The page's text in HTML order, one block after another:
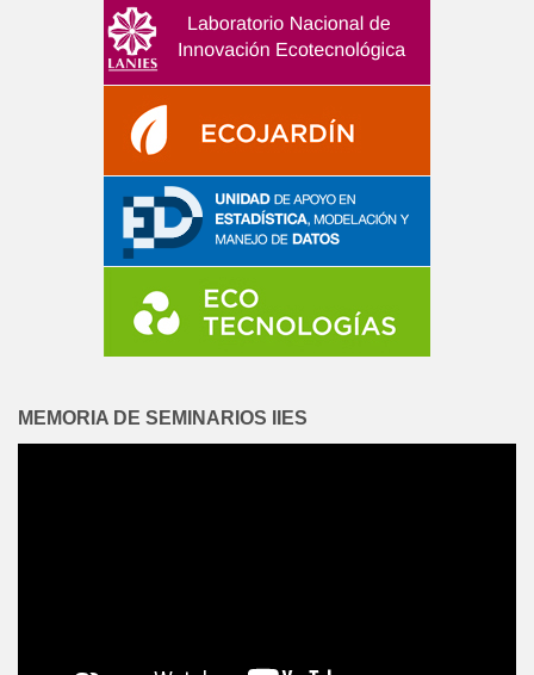
MEMORIA DE SEMINARIOS IIES